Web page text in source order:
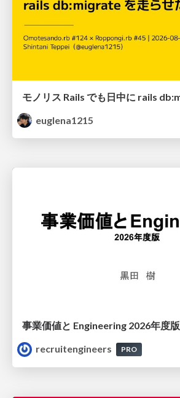
euglena1215
事業価値と Engineering 2026年度版
recruitengineers
PRO